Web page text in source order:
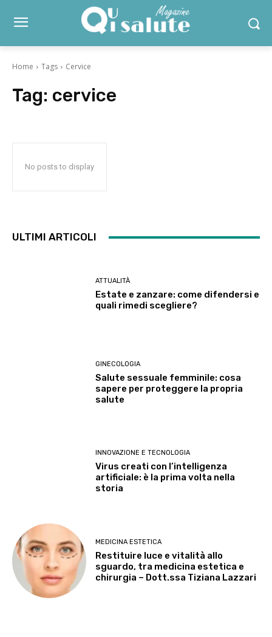
Home Tags Cervice
Tag: cervice
No posts to display
ULTIMI ARTICOLI
ATTUALITÀ
Estate e zanzare: come difendersi e
quali rimedi scegliere?
GINECOLOGIA
Salute sessuale femminile: cosa
sapere per proteggere la propria
salute
INNOVAZIONE E TECNOLOGIA
Virus creati con l’intelligenza
artificiale: è la prima volta nella
storia
MEDICINA ESTETICA
Restituire luce e vitalità allo
sguardo, tra medicina estetica e
chirurgia – Dott.ssa Tiziana Lazzari